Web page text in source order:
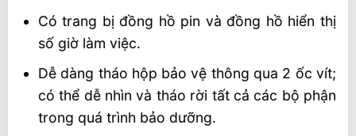
Có trang bị đồng hồ pin và đồng hồ hiển thị
số giờ làm việc.
Dễ dàng tháo hộp bảo vệ thông qua 2 ốc vít;
có thể dễ nhìn và tháo rời tất cả các bộ phận
trong quá trình bảo dưỡng.